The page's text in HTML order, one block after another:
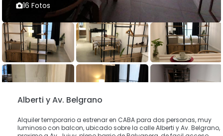
16 Fotos
Alberti y Av. Belgrano
Alquiler temporario a estrenar en CABA para dos personas, muy
luminoso con balcon, ubicado sobre la calle Alberti y Av. Belgrano,